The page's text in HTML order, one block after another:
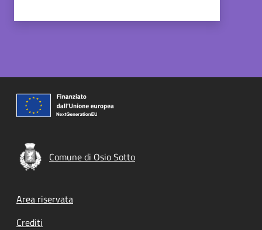
Comune di Osio Sotto
Footer menu
Area riservata
Crediti